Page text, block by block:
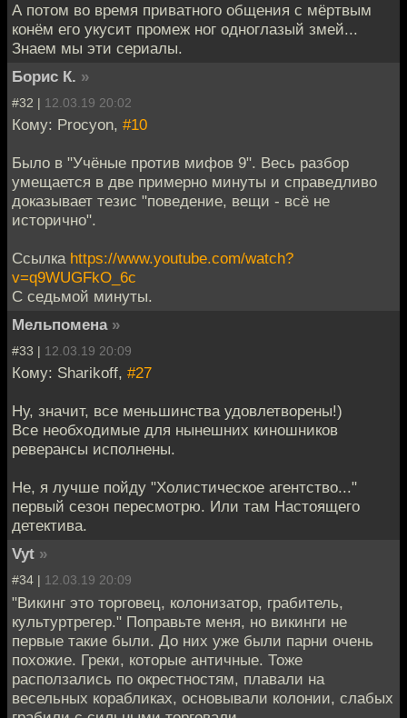
А потом во время приватного общения с мёртвым
конём его укусит промеж ног одноглазый змей...
Знаем мы эти сериалы.
Борис К. »
#32 | 12.03.19 20:02
Кому: Procyon, #10
Было в "Учёные против мифов 9". Весь разбор
умещается в две примерно минуты и справедливо
доказывает тезис "поведение, вещи - всё не
исторично".
Ссылка https://www.youtube.com/watch?
v=q9WUGFkO_6c
С седьмой минуты.
Мельпомена »
#33 | 12.03.19 20:09
Кому: Sharikoff, #27
Ну, значит, все меньшинства удовлетворены!)
Все необходимые для нынешних киношников
реверансы исполнены.
Не, я лучше пойду "Холистическое агентство..."
первый сезон пересмотрю. Или там Настоящего
детектива.
Vyt »
#34 | 12.03.19 20:09
"Викинг это торговец, колонизатор, грабитель,
культуртрегер." Поправьте меня, но викинги не
первые такие были. До них уже были парни очень
похожие. Греки, которые античные. Тоже
расползались по окрестностям, плавали на
весельных корабликах, основывали колонии, слабых